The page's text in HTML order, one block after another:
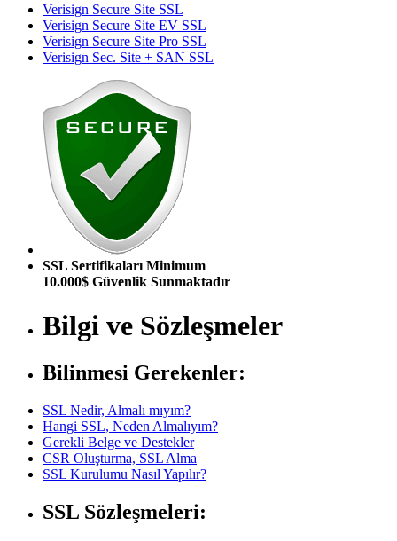
Verisign Secure Site SSL
Verisign Secure Site EV SSL
Verisign Secure Site Pro SSL
Verisign Sec. Site + SAN SSL
SSL Sertifikaları Minimum
10.000$ Güvenlik Sunmaktadır
Bilgi ve Sözleşmeler
Bilinmesi Gerekenler:
SSL Nedir, Almalı mıyım?
Hangi SSL, Neden Almalıyım?
Gerekli Belge ve Destekler
CSR Oluşturma, SSL Alma
SSL Kurulumu Nasıl Yapılır?
SSL Sözleşmeleri: